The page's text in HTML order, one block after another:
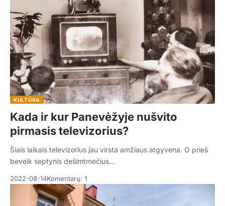
KULTŪRA
Kada ir kur Panevėžyje nušvito
pirmasis televizorius?
Šiais laikais televizorius jau virsta amžiaus atgyvena. O prieš
beveik septynis dešimtmečius…
2022-08-14Komentarų: 1